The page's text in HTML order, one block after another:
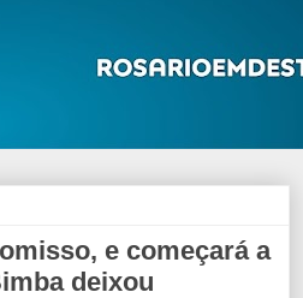
e começará a
deixou